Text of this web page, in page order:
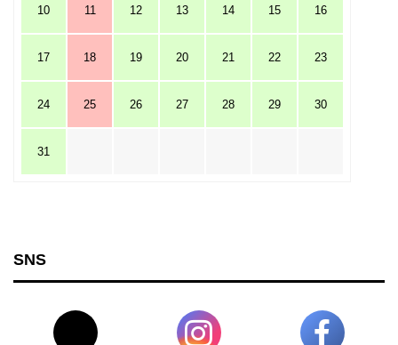
10 11 12 13 14 15 16
17 18 19 20 21 22 23
24 25 26 27 28 29 30
31
SNS